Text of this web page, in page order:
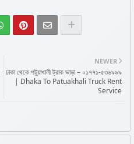
NEWER
ঢাকা থেকে পটুয়াখালী ট্রাক ভাড়া – ০১৭৭১-৫৩৬৯৯৯
| Dhaka To Patuakhali Truck Rent
Service